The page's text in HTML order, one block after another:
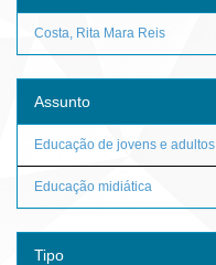
Costa, Rita Mara Reis
Assunto
Educação de jovens e adultos
Educação midiática
Tipo